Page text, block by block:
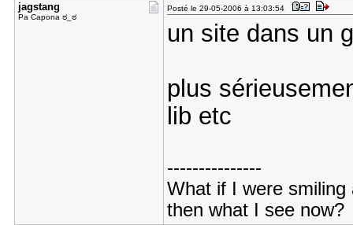
jagstang
Pa Capona ಠ_ಠ
Posté le 29-05-2006 à 13:03:54
un site dans un
plus
lib etc
---------------
What if I were smiling
then what I see